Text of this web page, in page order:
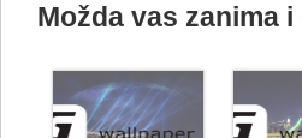
Možda vas zanima i